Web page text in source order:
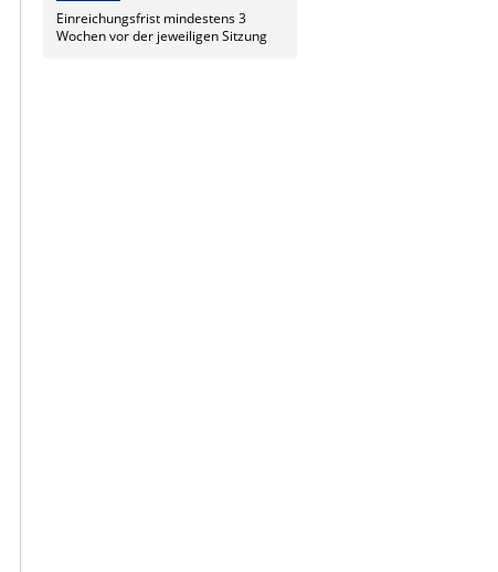
Einreichungsfrist mindestens 3
Wochen vor der jeweiligen Sitzung